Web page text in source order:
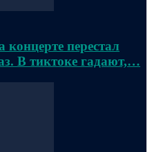
перестал
В тиктоке гадают,…